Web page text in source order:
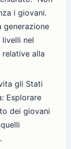
i giovani.
generazione
nel
alla
gli Stati
Esplorare
dei giovani